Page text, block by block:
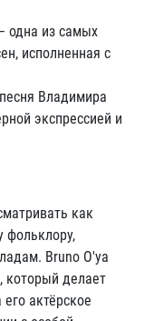
одна из самых
исполненная с
Владимира
экспрессией и
как
фольклору,
Bruno O'ya
который делает
актёрское